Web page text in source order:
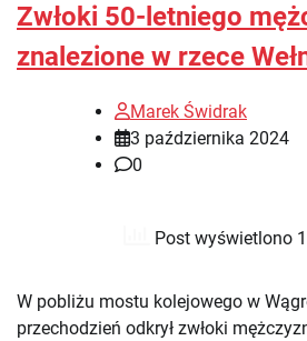
Zwłoki 50-letniego
znalezione w rzece
Marek Świdrak
3 października 2024
0
Post wyświetlono
W pobliżu mostu kolejowego w
przechodzień odkrył zwłoki